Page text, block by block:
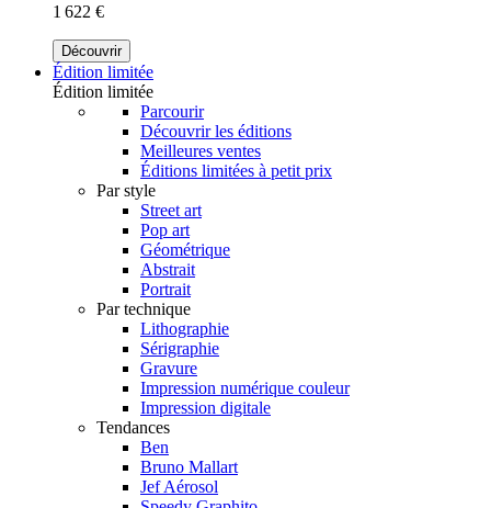
1 622 €
Découvrir
Édition limitée
Édition limitée
Parcourir
Découvrir les éditions
Meilleures ventes
Éditions limitées à petit prix
Par style
Street art
Pop art
Géométrique
Abstrait
Portrait
Par technique
Lithographie
Sérigraphie
Gravure
Impression numérique couleur
Impression digitale
Tendances
Ben
Bruno Mallart
Jef Aérosol